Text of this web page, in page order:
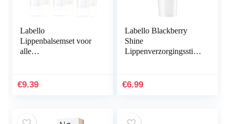
Labello
Lippenbalsemset voor
alle
vochtinbrengende
€9.39
Labello Blackberry
Shine
Lippenverzorgingsstift
glinsterende
€6.99